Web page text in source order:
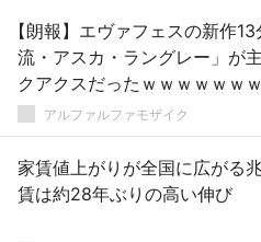
【朗報】エヴァフェスの新作
流・アスカ・ラングレー」が
クアクスだったｗｗｗｗｗｗ
アルファルファモザイク
家賃値上がりが全国に広がる
賃は約28年ぶりの高い伸び